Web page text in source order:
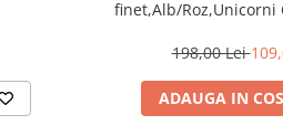
finet,Alb/Roz,Unicorni
198,00 Lei
ADAUGA IN COS